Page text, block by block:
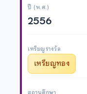
ปี (พ.ศ.)
2556
เหรียญรางวัล
เหรียญทอง